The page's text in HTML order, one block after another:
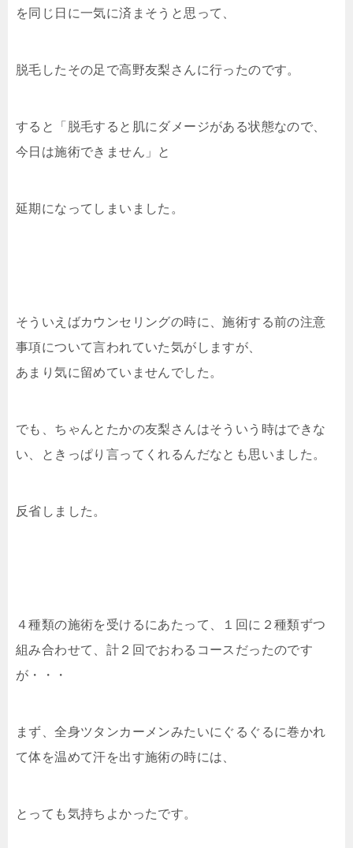
を同じ日に一気に済まそうと思って、
脱毛したその足で高野友梨さんに行ったのです。
すると「脱毛すると肌にダメージがある状態なので、
今日は施術できません」と
延期になってしまいました。
そういえばカウンセリングの時に、施術する前の注意
事項について言われていた気がしますが、
あまり気に留めていませんでした。
でも、ちゃんとたかの友梨さんはそういう時はできな
い、ときっぱり言ってくれるんだなとも思いました。
反省しました。
４種類の施術を受けるにあたって、１回に２種類ずつ
組み合わせて、計２回でおわるコースだったのです
が・・・
まず、全身ツタンカーメンみたいにぐるぐるに巻かれ
て体を温めて汗を出す施術の時には、
とっても気持ちよかったです。